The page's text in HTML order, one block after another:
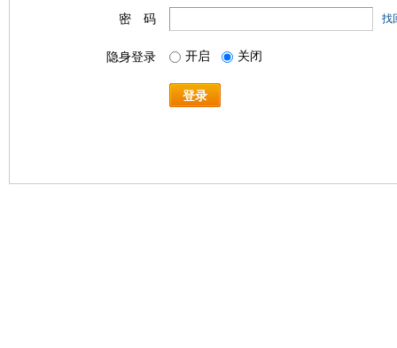
密 码 找
隐身登录 开启 关闭
登录